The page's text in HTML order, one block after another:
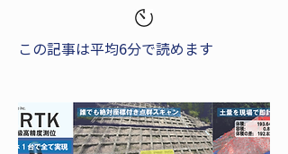
この記事は平均6分で読めます